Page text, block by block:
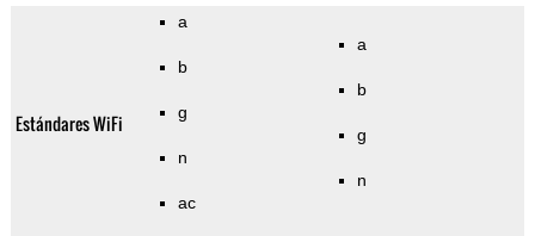
Estándares WiFi
a
b
g
n
ac
a
b
g
n